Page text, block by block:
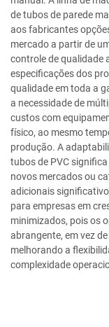
de tubos de parede
aos fabricantes
mercado a partir de
controle de qualidade
especificações dos
qualidade em toda a
a necessidade de
custos com
físico, ao mesmo
produção. A
tubos de PVC
novos mercados ou
adicionais
para empresas em
minimizados, pois os
abrangente, em vez
melhorando a
complexidade